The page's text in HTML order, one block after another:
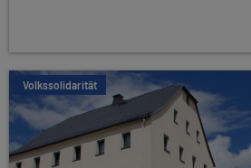
Volkssolidarität